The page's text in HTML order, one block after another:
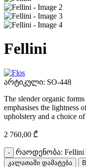
Fellini
არტიკული: SO-448
The slender organic
emphasises the lightness
upholstery and a choice
2 760,00 ₾
რაოდენობა: Fellini
კალათაში დამატება